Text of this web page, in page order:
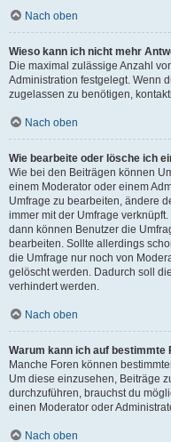
Nach oben
Wieso kann ich nicht mehr
Die maximal zulässige Anzahl
Administration festgelegt. Wenn
zugelassen zu benötigen,
Nach oben
Wie bearbeite oder lösche ich
Wie bei den Beiträgen können
einem Moderator oder einem
Umfrage zu bearbeiten, ändere
immer mit der Umfrage
dann können Benutzer die
bearbeiten. Sollte allerdings
die Umfrage nur noch von
gelöscht werden. Dadurch soll
verhindert werden.
Nach oben
Warum kann ich auf bestimmte
Manche Foren können
Um diese einzusehen, Beiträge
durchzuführen, brauchst du
einen Moderator oder
Nach oben